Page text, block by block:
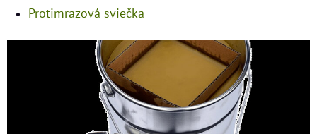
Protimrazová sviečka